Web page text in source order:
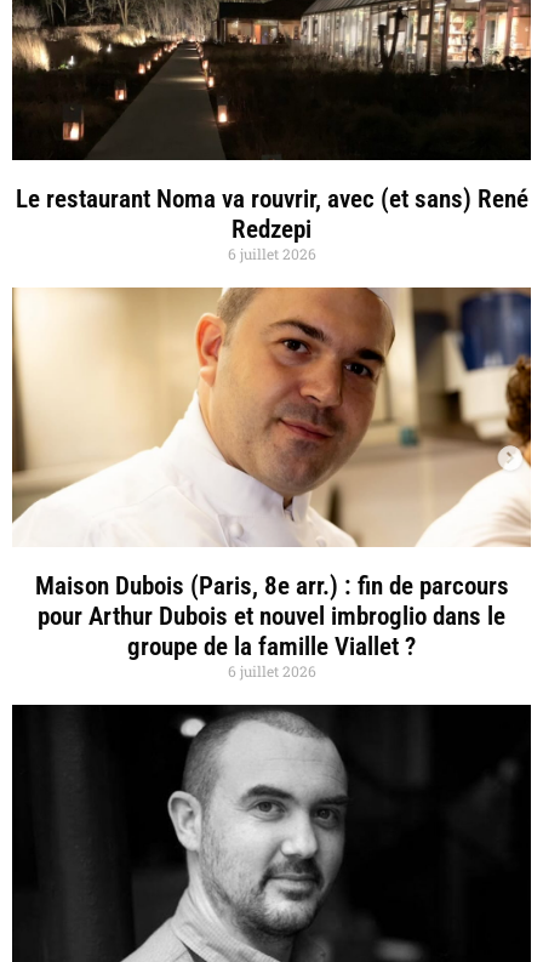
Le restaurant Noma va rouvrir, avec (et sans) René
Redzepi
6 juillet 2026
Maison Dubois (Paris, 8e arr.) : fin de parcours
pour Arthur Dubois et nouvel imbroglio dans le
groupe de la famille Viallet ?
6 juillet 2026